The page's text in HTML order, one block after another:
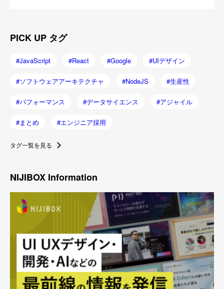
PICK UP タグ
JavaScript React Google UIデザイン
ソフトウェアアーキテクチャ NodeJS 生産性
パフォーマンス データサイエンス アジャイル
まとめ エンジニア採用
タグ一覧を見る
NIJIBOX Information